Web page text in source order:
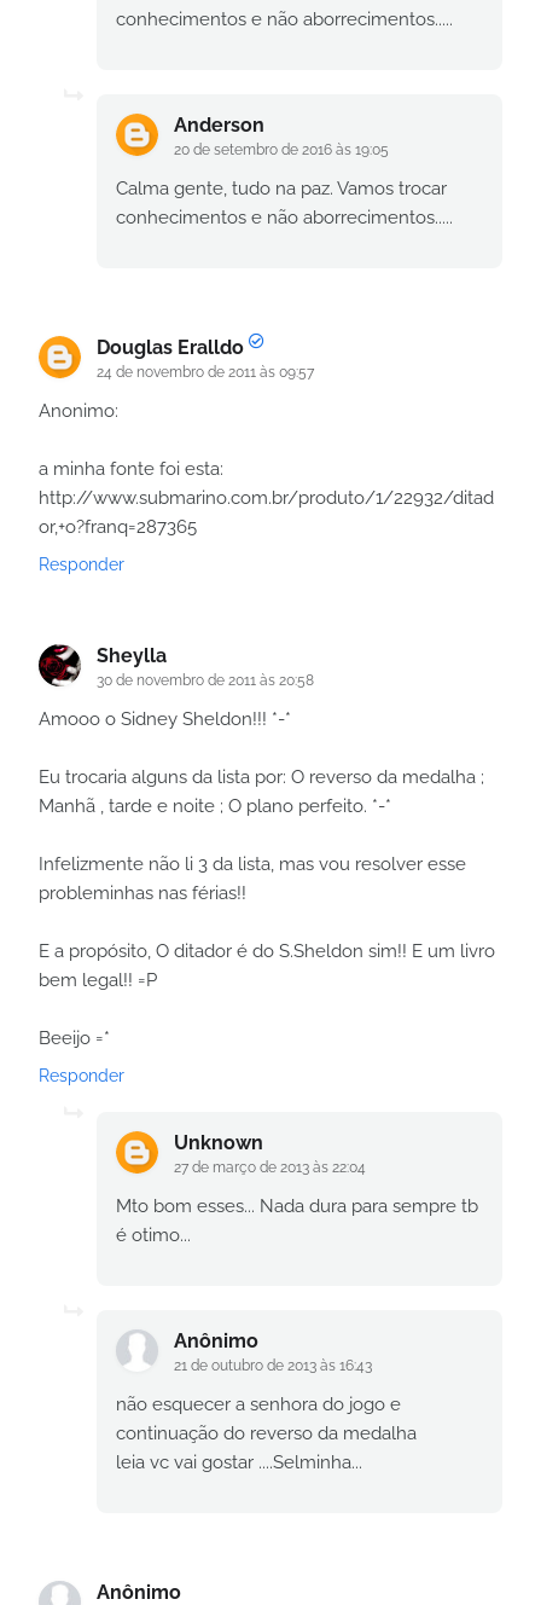
conhecimentos e não aborrecimentos.....
Anderson
20 de setembro de 2016 às 19:05
Calma gente, tudo na paz. Vamos trocar
conhecimentos e não aborrecimentos.....
Douglas Eralldo
24 de novembro de 2011 às 09:57
Anonimo:
a minha fonte foi esta:
http://www.submarino.com.br/produto/1/22932/ditad
or,+o?franq=287365
Responder
Sheylla
30 de novembro de 2011 às 20:58
Amooo o Sidney Sheldon!!! *-*
Eu trocaria alguns da lista por: O reverso da medalha ;
Manhã , tarde e noite ; O plano perfeito. *-*
Infelizmente não li 3 da lista, mas vou resolver esse
probleminhas nas férias!!
E a propósito, O ditador é do S.Sheldon sim!! E um livro
bem legal!! =P
Beeijo =*
Responder
Unknown
27 de março de 2013 às 22:04
Mto bom esses... Nada dura para sempre tb
é otimo...
Anônimo
21 de outubro de 2013 às 16:43
não esquecer a senhora do jogo e
continuação do reverso da medalha
leia vc vai gostar ....Selminha...
Anônimo